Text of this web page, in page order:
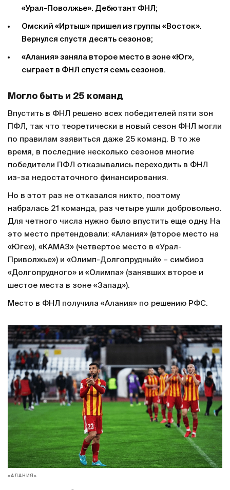
«Урал-Поволжье». Дебютант ФНЛ;
Омский «Иртыш» пришел из группы «Восток».
Вернулся спустя десять сезонов;
«Алания» заняла второе место в зоне «Юг»,
сыграет в ФНЛ спустя семь сезонов.
Могло быть и 25 команд
Впустить в ФНЛ решено всех победителей пяти зон
ПФЛ, так что теоретически в новый сезон ФНЛ могли
по правилам заявиться даже 25 команд. В то же
время, в последние несколько сезонов многие
победители ПФЛ отказывались переходить в ФНЛ
из-за недостаточного финансирования.
Но в этот раз не отказался никто, поэтому
набралась 21 команда, раз четыре ушли добровольно.
Для четного числа нужно было впустить еще одну. На
это место претендовали: «Алания» (второе место на
«Юге»), «КАМАЗ» (четвертое место в «Урал-
Приволжье») и «Олимп-Долгопрудный» – симбиоз
«Долгопрудного» и «Олимпа» (занявших второе и
шестое места в зоне «Запад»).
Место в ФНЛ получила «Алания» по решению РФС.
«АЛАНИЯ»